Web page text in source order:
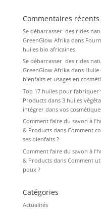
Commentaires récents
Se débarrasser des rides
GreenGlow Afrikadans
huiles bio africaines
Se débarrasser des rides
GreenGlow Afrikadans Huile
bienfaits et usages en
Top 17 huiles pour fabriquer
Productsdans 3 huiles
intégrer dans vos
Comment faire du savon à
& Productsdans Comment
ses bienfaits ?
Comment faire du savon à
& Productsdans Comment
poux ?
Catégories
Actualités